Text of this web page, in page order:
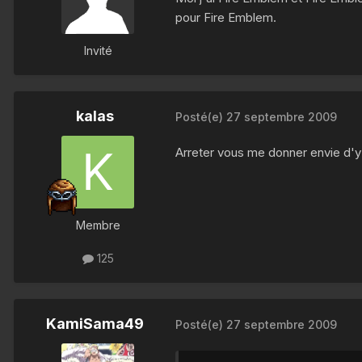
Invité
pour Fire Emblem.
kalas
Membre
125
Posté(e) 27 septembre 2009
Arreter vous me donner envie d'y
KamiSama49 Posté(e) 27 septembre 2009